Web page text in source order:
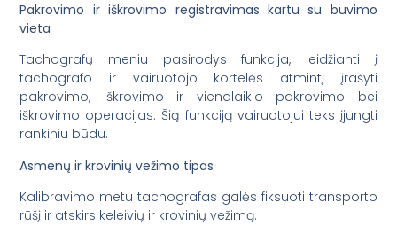
Pakrovimo ir iškrovimo registravimas kartu su buvimo
vieta
Tachografų meniu pasirodys funkcija, leidžianti į
tachografo ir vairuotojo kortelės atmintį įrašyti
pakrovimo, iškrovimo ir vienalaikio pakrovimo bei
iškrovimo operacijas. Šią funkciją vairuotojui teks įjungti
rankiniu būdu.
Asmenų ir krovinių vežimo tipas
Kalibravimo metu tachografas galės fiksuoti transporto
rūšį ir atskirs keleivių ir krovinių vežimą.